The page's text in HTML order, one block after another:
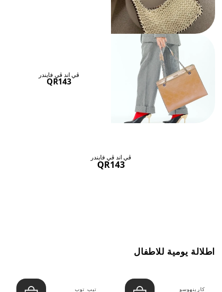
ڤي اند ڤي فايندر
QR143
ڤي اند ڤي فايندر
QR143
اطلالة يومية للاطفال
كارينهوسو تيب توب